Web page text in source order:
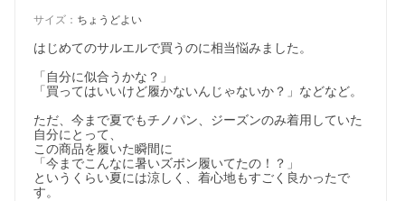
サイズ ： ちょうどよい
はじめてのサルエルで買うのに相当悩みました。
「自分に似合うかな？」
「買ってはいいけど履かないんじゃないか？」などなど。
ただ、今まで夏でもチノパン、ジーズンのみ着用していた
自分にとって、
この商品を履いた瞬間に
「今までこんなに暑いズボン履いてたの！？」
というくらい夏には涼しく、着心地もすごく良かったで
す。